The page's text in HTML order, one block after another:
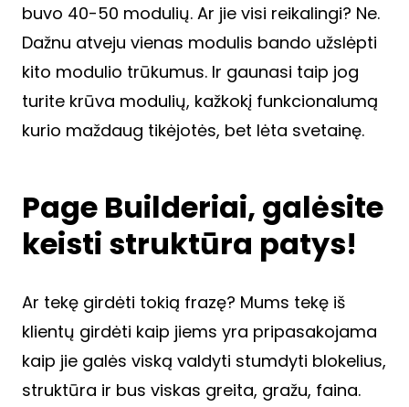
buvo 40-50 modulių. Ar jie visi reikalingi? Ne.
Dažnu atveju vienas modulis bando užslėpti
kito modulio trūkumus. Ir gaunasi taip jog
turite krūva modulių, kažkokį funkcionalumą
kurio maždaug tikėjotės, bet lėta svetainę.
Page Builderiai, galėsite
keisti struktūra patys!
Ar tekę girdėti tokią frazę? Mums tekę iš
klientų girdėti kaip jiems yra pripasakojama
kaip jie galės viską valdyti stumdyti blokelius,
struktūra ir bus viskas greita, gražu, faina.